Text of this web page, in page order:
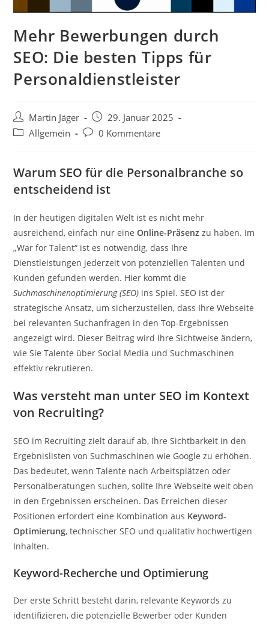
Mehr Bewerbungen durch
SEO: Die besten Tipps für
Personaldienstleister
Beitrags-
Autor:
Martin Jäger
Beitrag
veröffentlicht:
29. Januar 2025
Beitrags-
Allgemein
Beitrags-
0 Kommentare
Warum SEO für die Personalbranche so
entscheidend ist
In der heutigen digitalen Welt ist es nicht mehr
ausreichend, einfach nur eineOnline-Präsenz zu haben. Im
„War for Talent“ ist es notwendig, dass Ihre
Dienstleistungen jederzeit von potenziellen Talenten und
Kunden gefunden werden. Hier kommt die
Suchmaschinenoptimierung (SEO) ins Spiel. SEO ist der
strategische Ansatz, um sicherzustellen, dass Ihre Webseite
bei relevanten Suchanfragen in den Top-Ergebnissen
angezeigt wird. Dieser Beitrag wird Ihre Sichtweise ändern,
wie Sie Talente über Social Media und Suchmaschinen
effektiv rekrutieren.
Was versteht man unter SEO im Kontext
von Recruiting?
SEO im Recruiting zielt darauf ab, Ihre Sichtbarkeit in den
Ergebnislisten von Suchmaschinen wie Google zu erhöhen.
Das bedeutet, wenn Talente nach Arbeitsplätzen oder
Personalberatungen suchen, sollte Ihre Webseite weit oben
in den Ergebnissen erscheinen. Das Erreichen dieser
Positionen erfordert eine Kombination aus Keyword-
Optimierung, technischer SEO und qualitativ hochwertigen
Inhalten.
Keyword-Recherche und Optimierung
Der erste Schritt besteht darin, relevante Keywords zu
identifizieren, die potenzielle Bewerber oder Kunden